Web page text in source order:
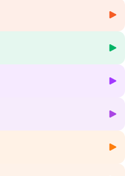
corps d’état
compte des exigences clients